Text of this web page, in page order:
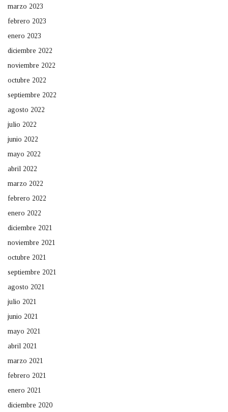
marzo 2023
febrero 2023
enero 2023
diciembre 2022
noviembre 2022
octubre 2022
septiembre 2022
agosto 2022
julio 2022
junio 2022
mayo 2022
abril 2022
marzo 2022
febrero 2022
enero 2022
diciembre 2021
noviembre 2021
octubre 2021
septiembre 2021
agosto 2021
julio 2021
junio 2021
mayo 2021
abril 2021
marzo 2021
febrero 2021
enero 2021
diciembre 2020